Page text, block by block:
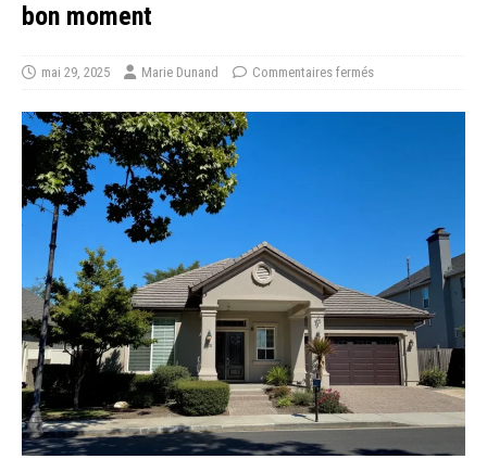
bon moment
mai 29, 2025 Marie Dunand Commentaires fermés